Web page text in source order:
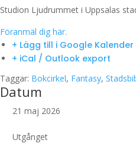
Studion Ljudrummet i Uppsalas
Föranmäl dig här.
+ Lägg till i Google Kalender
+ iCal / Outlook export
Taggar: Bokcirkel, Fantasy,
Datum
21 maj 2026
Utgånget